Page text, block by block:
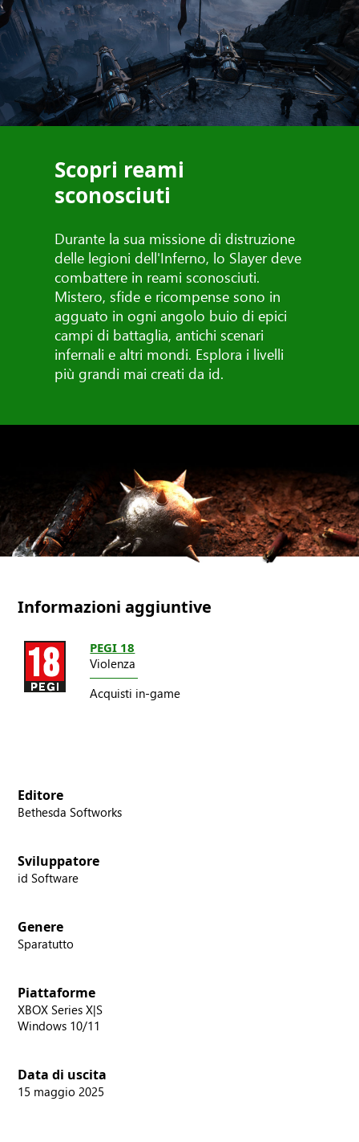
Scopri reami
sconosciuti
Durante la sua missione di distruzione
delle legioni dell'Inferno, lo Slayer deve
combattere in reami sconosciuti.
Mistero, sfide e ricompense sono in
agguato in ogni angolo buio di epici
campi di battaglia, antichi scenari
infernali e altri mondi. Esplora i livelli
più grandi mai creati da id.
Informazioni aggiuntive
PEGI 18
Violenza
Acquisti in-game
Editore
Bethesda Softworks
Sviluppatore
id Software
Genere
Sparatutto
Piattaforme
XBOX Series X|S
Windows 10/11
Data di uscita
15 maggio 2025